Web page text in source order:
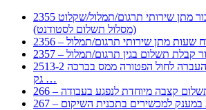
2355 דרישה לתשלום עבור מתן שירותי תרגום/תמלול/שקלוט
(מסלול תשלום לסטודנט)
דיווח שעות מתן שירותי תרגום/תמלול
אישור קבלת תשלום בגין תרגום/תמלול
2513-2 טופס חדש הצהרה על העברה לחול הפטורה ממס בברכה
גק …
לתשלום קצבה מיוחדת לנפגע בעבודה
במענק למכשירים בתכנית השיקום